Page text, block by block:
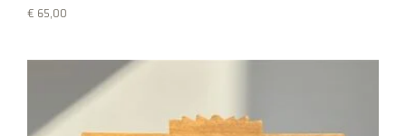
€ 65,00